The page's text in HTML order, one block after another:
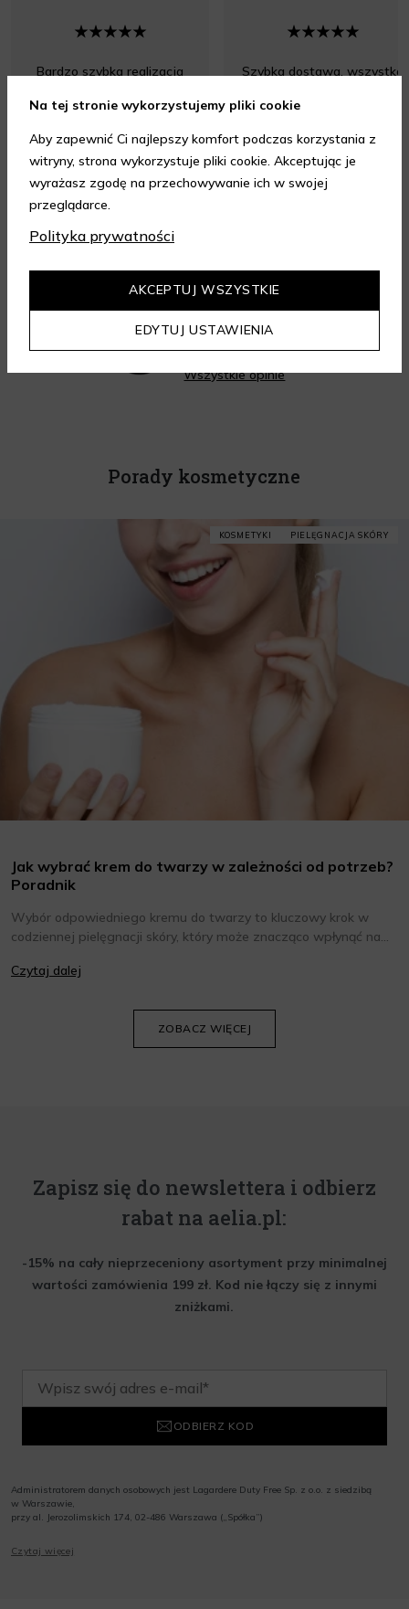
Bardzo szybka realizacja
zapakowane perfekcyjnie.
Szybka dostawa, wszystko
4.95/ 5.00
Wszystkie opinie
Porady kosmetyczne
KOSMETYKI PIELĘGNACJA SKÓRY
Jak wybrać krem do twarzy w zależności od potrzeb?
Poradnik
Wybór odpowiedniego kremu do twarzy to kluczowy krok w
codziennej pielęgnacji skóry, który może znacząco wpłynąć na
oraz wiedzieć, jak dopasować je do potrzeb własnej skóry.
Czytaj dalej
ZOBACZ WIĘCEJ
Zapisz się do newslettera i odbierz
rabat na aelia.pl:
-15% na cały nieprzeceniony asortyment przy minimalnej
wartości zamówienia 199 zł. Kod nie łączy się z innymi
zniżkami.
ODBIERZ KOD
Administratorem danych osobowych jest Lagardere Duty Free Sp. z o.o. z siedzibą
w Warszawie,
przy al. Jerozolimskich 174, 02-486 Warszawa („Spółka”)
o.o. informacji handlowych, w tym newslettera, informacji o promocjach i
Czytaj więcej
Na tej stronie wykorzystujemy pliki cookie
Aby zapewnić Ci najlepszy komfort podczas korzystania z
witryny, strona wykorzystuje pliki cookie. Akceptując je
wyrażasz zgodę na przechowywanie ich w swojej
przeglądarce.
Polityka prywatności
EDYTUJ USTAWIENIA
AKCEPTUJ WSZYSTKIE